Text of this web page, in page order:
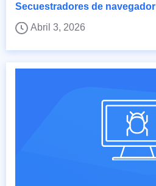
Secuestradores de navegador
Abril 3, 2026